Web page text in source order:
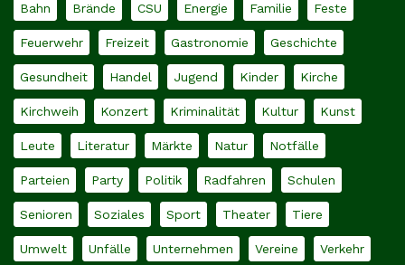
Bahn Brände CSU Energie Familie Feste
Feuerwehr Freizeit Gastronomie Geschichte
Gesundheit Handel Jugend Kinder Kirche
Kirchweih Konzert Kriminalität Kultur Kunst
Leute Literatur Märkte Natur Notfälle
Parteien Party Politik Radfahren Schulen
Senioren Soziales Sport Theater Tiere
Umwelt Unfälle Unternehmen Vereine Verkehr